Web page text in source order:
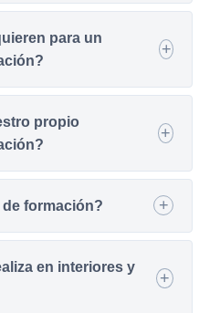
para un
propio
formación?
en interiores y